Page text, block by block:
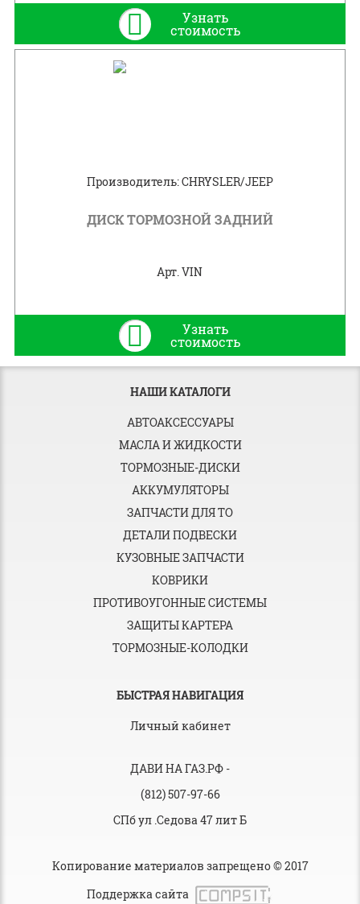
Узнать
стоимость
Производитель: CHRYSLER/JEEP
ДИСК ТОРМОЗНОЙ ЗАДНИЙ
Арт. VIN
Узнать
стоимость
НАШИ КАТАЛОГИ
АВТОАКСЕССУАРЫ
МАСЛА И ЖИДКОСТИ
ТОРМОЗНЫЕ-ДИСКИ
АККУМУЛЯТОРЫ
ЗАПЧАСТИ ДЛЯ ТО
ДЕТАЛИ ПОДВЕСКИ
КУЗОВНЫЕ ЗАПЧАСТИ
КОВРИКИ
ПРОТИВОУГОННЫЕ СИСТЕМЫ
ЗАЩИТЫ КАРТЕРА
ТОРМОЗНЫЕ-КОЛОДКИ
БЫСТРАЯ НАВИГАЦИЯ
Личный кабинет
ДАВИ НА ГАЗ.РФ -
(812) 507-97-66
СПб ул .Седова 47 лит Б
Копирование материалов запрещено © 2017
Поддержка сайта